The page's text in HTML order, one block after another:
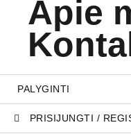
Apie
PALYGINTI
PRISIJUNGTI /